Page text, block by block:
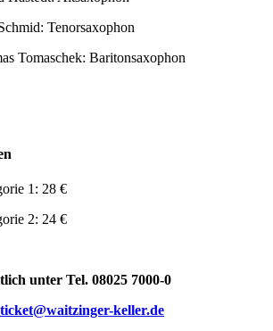
Tenorsaxophon
Tomaschek: Baritonsaxophon
1: 28 €
2: 24 €
unter Tel. 08025 7000-0
ticket@waitzinger-keller.de